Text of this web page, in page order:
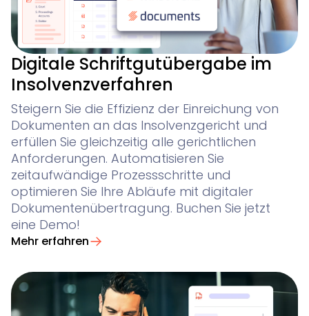
Digitale Schriftgutübergabe im
Insolvenzverfahren
Steigern Sie die Effizienz der Einreichung von
Dokumenten an das Insolvenzgericht und
erfüllen Sie gleichzeitig alle gerichtlichen
Anforderungen. Automatisieren Sie
zeitaufwändige Prozessschritte und
optimieren Sie Ihre Abläufe mit digitaler
Dokumentenübertragung. Buchen Sie jetzt
eine Demo!
Mehr erfahren